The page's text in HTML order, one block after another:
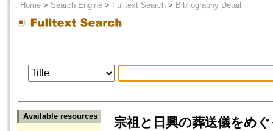
． Home > Search Engine > Fulltext Search > Bibliography Detail
Available resources 宗祖と日興の葬送儀をめ